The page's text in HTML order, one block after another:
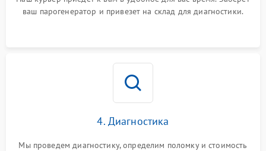
ваш парогенератор и привезет на склад для диагностики.
4. Диагностика
Мы проведем диагностику, определим поломку и стоимость